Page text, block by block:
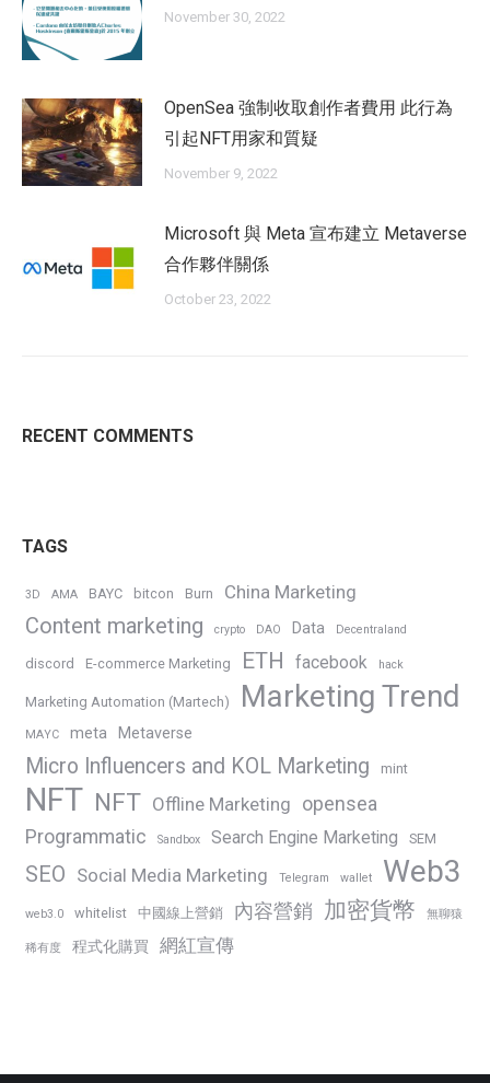
November 30, 2022
OpenSea 強制收取創作者費用 此行為
引起NFT用家和質疑
November 9, 2022
Microsoft 與 Meta 宣布建立 Metaverse
合作夥伴關係
October 23, 2022
RECENT COMMENTS
TAGS
3D AMA BAYC bitcon Burn China Marketing
Content marketing crypto DAO Data Decentraland
discord E-commerce Marketing ETH facebook hack
Marketing Automation (Martech) Marketing Trend
MAYC meta Metaverse
Micro Influencers and KOL Marketing mint
NFT NFT Offline Marketing opensea
Programmatic
Sandbox Search Engine Marketing SEM
SEO Social Media Marketing Telegram wallet Web3
web3.0 whitelist 中國線上營銷 內容營銷 加密貨幣 無聊猿
稀有度 程式化購買 網紅宣傳